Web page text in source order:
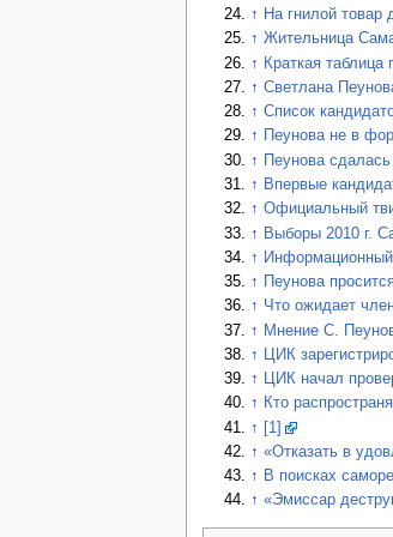
↑ На гнилой товар
↑ Жительница
↑ Краткая
↑ Светлана
↑ Cписок
↑
Пеунова не в
↑ Пеунова сдалась
↑ Впервые
↑ Официальный
↑ Выборы 2010 г.
↑
↑
Пеунова
↑ Что ожидает
↑ Мнение С.
↑ ЦИК
↑ ЦИК начал
↑ Кто
↑ [1]
↑ «Отказать в
↑ В поисках
↑ «Эмиссар